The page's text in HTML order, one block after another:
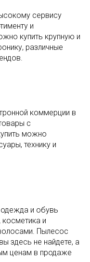
сервису
и
купить крупную и
различные
коммерции в
с
можно
технику и
одежда и обувь
и
Пылесос
здесь не найдете, а
ценам в продаже